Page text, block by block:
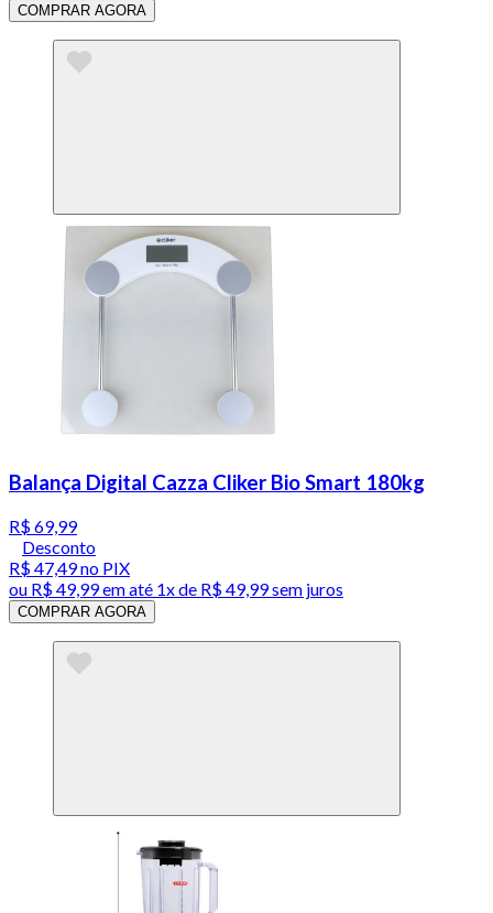
COMPRAR AGORA
Balança Digital Cazza Cliker Bio Smart 180kg
R$ 69,99
Desconto
R$ 47,49no PIX
ou R$ 49,99em até 1x de R$ 49,99sem juros
COMPRAR AGORA